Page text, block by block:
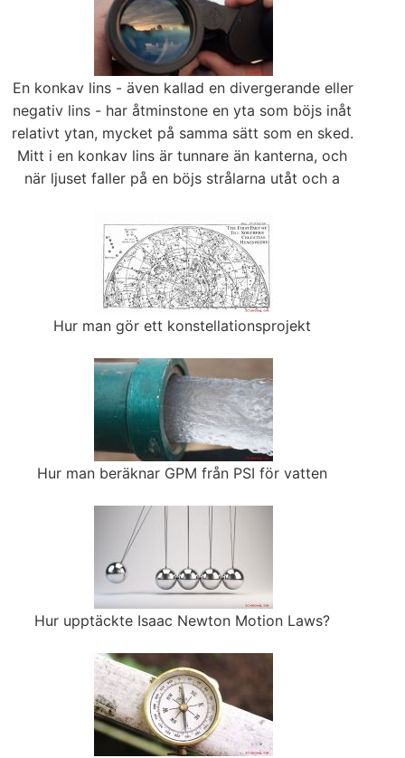
En konkav lins - även kallad en divergerande eller
negativ lins - har åtminstone en yta som böjs inåt
relativt ytan, mycket på samma sätt som en sked.
Mitt i en konkav lins är tunnare än kanterna, och
när ljuset faller på en böjs strålarna utåt och a
Hur man gör ett konstellationsprojekt
Hur man beräknar GPM från PSI för vatten
Hur upptäckte Isaac Newton Motion Laws?